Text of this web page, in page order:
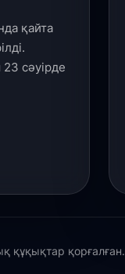
қайта
сәуірде
құқықтар қорғалған.